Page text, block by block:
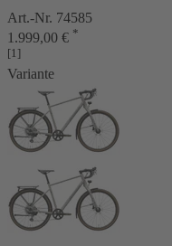
Art.-Nr. 74585
1.999,00 € *
[1]
Variante